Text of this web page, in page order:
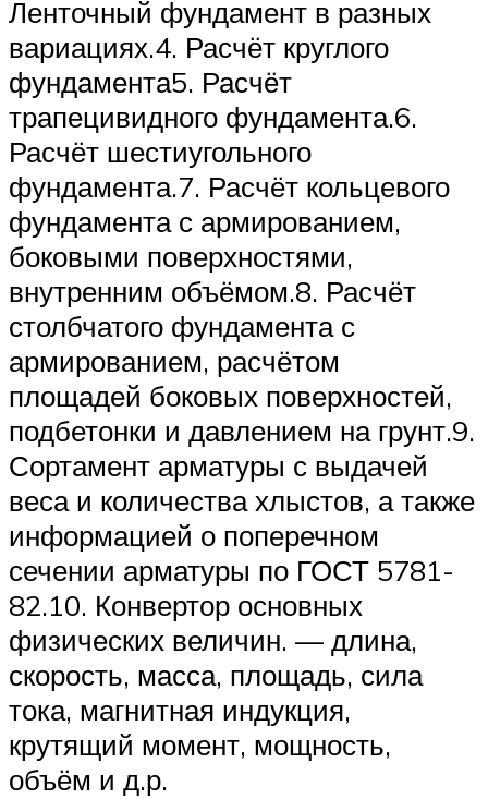
Ленточный фундамент в разных
вариациях.4. Расчёт круглого
фундамента5. Расчёт
трапецивидного фундамента.6.
Расчёт шестиугольного
фундамента.7. Расчёт кольцевого
фундамента с армированием,
боковыми поверхностями,
внутренним объёмом.8. Расчёт
столбчатого фундамента с
армированием, расчётом
площадей боковых поверхностей,
подбетонки и давлением на грунт.9.
Сортамент арматуры с выдачей
веса и количества хлыстов, а также
информацией о поперечном
сечении арматуры по ГОСТ 5781-
82.10. Конвертор основных
физических величин. — длина,
скорость, масса, площадь, сила
тока, магнитная индукция,
крутящий момент, мощность,
объём и д.р.